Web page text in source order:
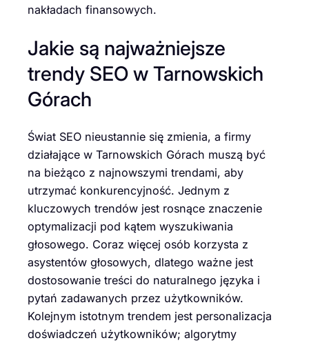
nakładach finansowych.
Jakie są najważniejsze
trendy SEO w Tarnowskich
Górach
Świat SEO nieustannie się zmienia, a firmy
działające w Tarnowskich Górach muszą być
na bieżąco z najnowszymi trendami, aby
utrzymać konkurencyjność. Jednym z
kluczowych trendów jest rosnące znaczenie
optymalizacji pod kątem wyszukiwania
głosowego. Coraz więcej osób korzysta z
asystentów głosowych, dlatego ważne jest
dostosowanie treści do naturalnego języka i
pytań zadawanych przez użytkowników.
Kolejnym istotnym trendem jest personalizacja
doświadczeń użytkowników; algorytmy